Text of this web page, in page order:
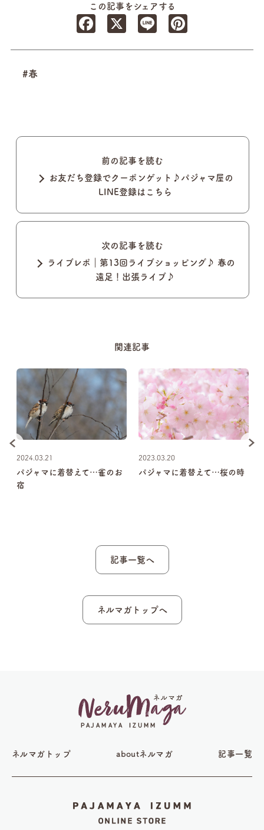
この記事をシェアする
Facebook
Line
#春
前の記事を読む
お友だち登録でクーポンゲット♪パジャマ屋の
LINE登録はこちら
次の記事を読む
ライブレポ｜第13回ライブショッピング♪ 春の
遠足！出張ライブ♪
関連記事
2024.03.21
パジャマに着替えて…雀のお
宿
2023.03.20
パジャマに着替えて…桜の時
記事一覧へ
ネルマガトップへ
ネルマガトップ aboutネルマガ 記事一覧